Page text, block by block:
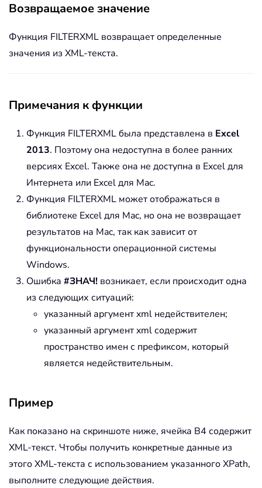
Возвращаемое значение
Функция FILTERXML возвращает определенные
значения из XML-текста.
Примечания к функции
Функция FILTERXML была представлена в Excel
2013. Поэтому она недоступна в более ранних
версиях Excel. Также она не доступна в Excel для
Интернета или Excel для Mac.
Функция FILTERXML может отображаться в
библиотеке Excel для Mac, но она не возвращает
результатов на Mac, так как зависит от
функциональности операционной системы
Windows.
Ошибка #ЗНАЧ! возникает, если происходит одна
из следующих ситуаций:
указанный аргумент xml недействителен;
указанный аргумент xml содержит
пространство имен с префиксом, который
является недействительным.
Пример
Как показано на скриншоте ниже, ячейка B4 содержит
XML-текст. Чтобы получить конкретные данные из
этого XML-текста с использованием указанного XPath,
выполните следующие действия.